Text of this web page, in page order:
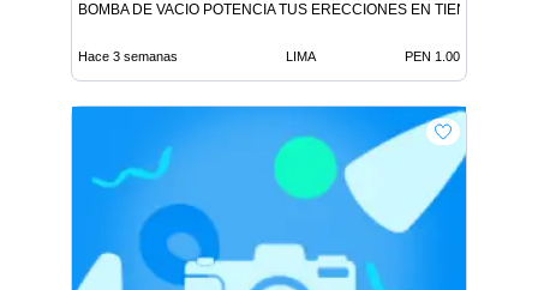
BOMBA DE VACIO POTENCIA TUS ERECCIONES EN TIENDAS
Hace 3 semanas LIMA PEN 1.00